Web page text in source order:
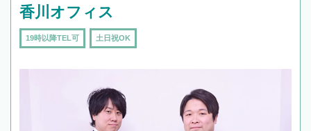
香川オフィス
19時以降TEL可 土日祝OK